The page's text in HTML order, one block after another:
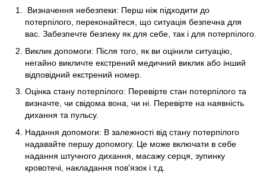
Визначення небезпеки: Перш ніж підходити до
потерпілого, переконайтеся, що ситуація безпечна для
вас. Забезпечте безпеку як для себе, так і для потерпілого.
Виклик допомоги: Після того, як ви оцінили ситуацію,
негайно викличте екстрений медичний виклик або інший
відповідний екстрений номер.
Оцінка стану потерпілого: Перевірте стан потерпілого та
визначте, чи свідома вона, чи ні. Перевірте на наявність
дихання та пульсу.
Надання допомоги: В залежності від стану потерпілого
надавайте першу допомогу. Це може включати в себе
надання штучного дихання, масажу серця, зупинку
кровотечі, накладання пов'язок і т.д.